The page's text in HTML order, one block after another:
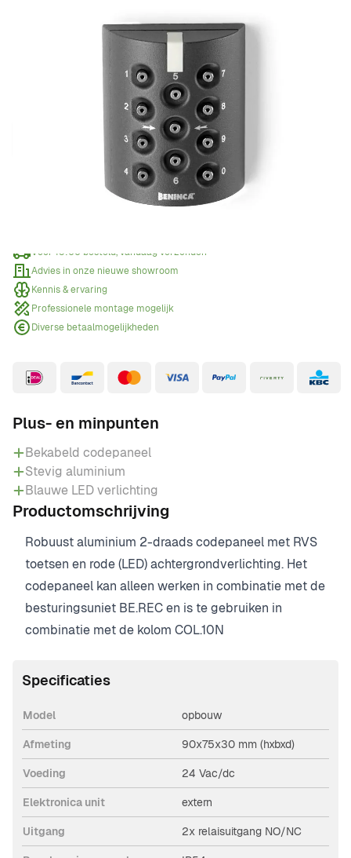
Incl. BTW
€ 148,83
Offerte aanvragen
Wanneer een offerte aanvragen?
Voor 15:00 besteld, vandaag verzonden
Advies in onze nieuwe showroom
Kennis & ervaring
Professionele montage mogelijk
Diverse betaalmogelijkheden
Plus- en minpunten
Bekabeld codepaneel
Stevig aluminium
Blauwe LED verlichting
Productomschrijving
Robuust aluminium 2-draads codepaneel met RVS
toetsen en rode (LED) achtergrondverlichting. Het
codepaneel kan alleen werken in combinatie met de
besturingsuniet BE.REC en is te gebruiken in
combinatie met de kolom COL.10N
Specificaties
Model opbouw
Afmeting 90x75x30 mm (hxbxd)
Voeding 24 Vac/dc
Elektronica unit extern
Uitgang 2x relaisuitgang NO/NC